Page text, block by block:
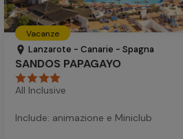
Vacanze
Lanzarote - Canarie - Spagna
SANDOS PAPAGAYO
All Inclusive
Include: animazione e Miniclub